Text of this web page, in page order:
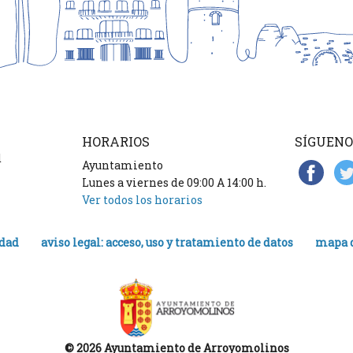
HORARIOS
Ayuntamiento
Lunes a viernes de 09:00 A 14:00 h.
Ver todos los horarios
aviso legal: acceso, uso y tratamiento de datos mapa
© 2026 Ayuntamiento de Arroyomolinos